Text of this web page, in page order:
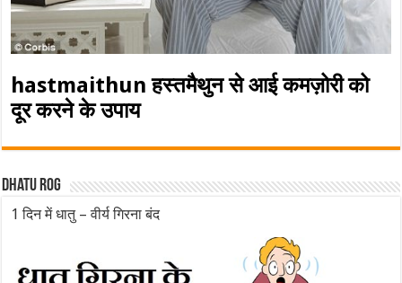
hastmaithun हस्तमैथुन से आई कमज़ोरी को
दूर करने के उपाय
Dhatu rog
1 दिन में धातु – वीर्य गिरना बंद